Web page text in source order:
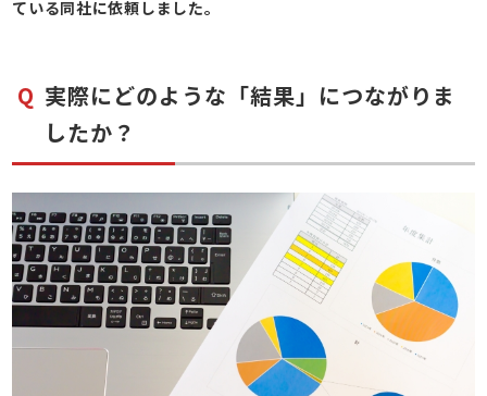
ている同社に依頼しました。
実際にどのような「結果」につながりま
したか？